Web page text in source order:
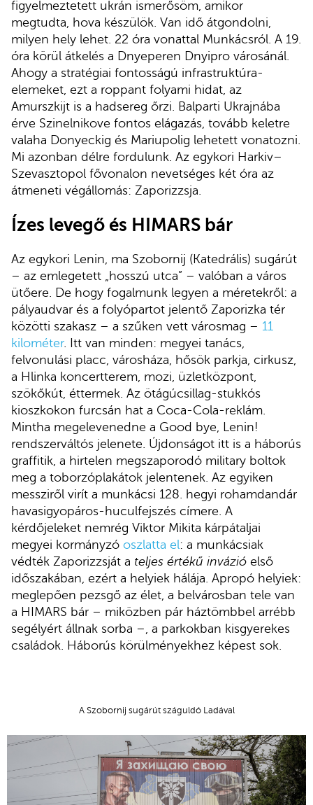
figyelmeztetett ukrán ismerősöm, amikor
megtudta, hova készülök. Van idő átgondolni,
milyen hely lehet. 22 óra vonattal Munkácsról. A 19.
óra körül átkelés a Dnyeperen Dnyipro városánál.
Ahogy a stratégiai fontosságú infrastruktúra-
elemeket, ezt a roppant folyami hidat, az
Amurszkijt is a hadsereg őrzi. Balparti Ukrajnába
érve Szinelnikove fontos elágazás, tovább keletre
valaha Donyeckig és Mariupolig lehetett vonatozni.
Mi azonban délre fordulunk. Az egykori Harkiv–
Szevasztopol fővonalon nevetséges két óra az
átmeneti végállomás: Zaporizzsja.
Ízes levegő és HIMARS bár
Az egykori Lenin, ma Szobornij (Katedrális) sugárút
– az emlegetett „hosszú utca” – valóban a város
ütőere. De hogy fogalmunk legyen a méretekről: a
pályaudvar és a folyópartot jelentő Zaporizka tér
közötti szakasz – a szűken vett városmag – 11
kilométer. Itt van minden: megyei tanács,
felvonulási placc, városháza, hősök parkja, cirkusz,
a Hlinka koncertterem, mozi, üzletközpont,
szökőkút, éttermek. Az ötágúcsillag-stukkós
kioszkokon furcsán hat a Coca-Cola-reklám.
Mintha megelevenedne a Good bye, Lenin!
rendszerváltós jelenete. Újdonságot itt is a háborús
graffitik, a hirtelen megszaporodó military boltok
meg a toborzóplakátok jelentenek. Az egyiken
messziről virít a munkácsi 128. hegyi rohamdandár
havasigyopáros-huculfejszés címere. A
kérdőjeleket nemrég Viktor Mikita kárpátaljai
megyei kormányzó oszlatta el: a munkácsiak
védték Zaporizzsját a teljes értékű invázió első
időszakában, ezért a helyiek hálája. Apropó helyiek:
meglepően pezsgő az élet, a belvárosban tele van
a HIMARS bár – miközben pár háztömbbel arrébb
segélyért állnak sorba –, a parkokban kisgyerekes
családok. Háborús körülményekhez képest sok.
A Szobornij sugárút száguldó Ladával